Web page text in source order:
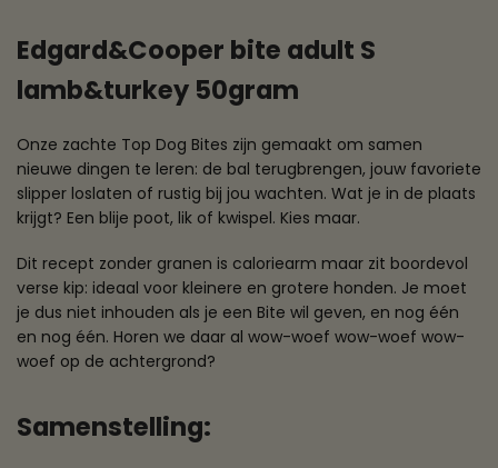
Edgard&Cooper bite adult S
lamb&turkey 50gram
Onze zachte Top Dog Bites zijn gemaakt om samen
nieuwe dingen te leren: de bal terugbrengen, jouw favoriete
slipper loslaten of rustig bij jou wachten. Wat je in de plaats
krijgt? Een blije poot, lik of kwispel. Kies maar.
Dit recept zonder granen is caloriearm maar zit boordevol
verse kip: ideaal voor kleinere en grotere honden. Je moet
je dus niet inhouden als je een Bite wil geven, en nog één
en nog één. Horen we daar al wow-woef wow-woef wow-
woef op de achtergrond?
Samenstelling: